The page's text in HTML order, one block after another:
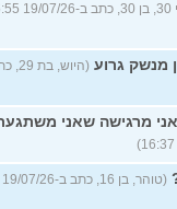
מנשק גרוע
(היוש,
מרגישה שאני
(טוהר, בן 16, כתב ב-19/07/26 16:26)